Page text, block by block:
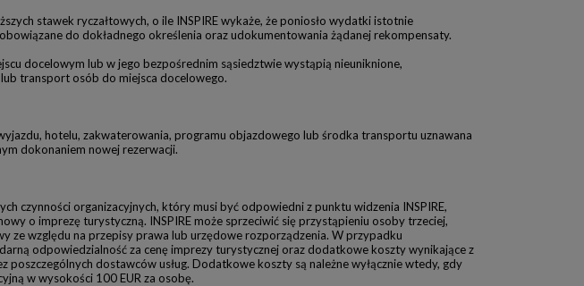
stawek ryczałtowych, o ile INSPIRE wykaże, że poniosło wydatki istotnie
do dokładnego określenia oraz udokumentowania żądanej rekompensaty.
docelowym lub w jego bezpośrednim sąsiedztwie wystąpią nieuniknione,
transport osób do miejsca docelowego.
hotelu, zakwaterowania, programu objazdowego lub środka transportu uznawana
dokonaniem nowej rezerwacji.
czynności organizacyjnych, który musi być odpowiedni z punktu widzenia INSPIRE,
o imprezę turystyczną. INSPIRE może sprzeciwić się przystąpieniu osoby trzeciej,
ze względu na przepisy prawa lub urzędowe rozporządzenia. W przypadku
odpowiedzialność za cenę imprezy turystycznej oraz dodatkowe koszty wynikające z
dostawców usług. Dodatkowe koszty są należne wyłącznie wtedy, gdy
w wysokości 100 EUR za osobę.